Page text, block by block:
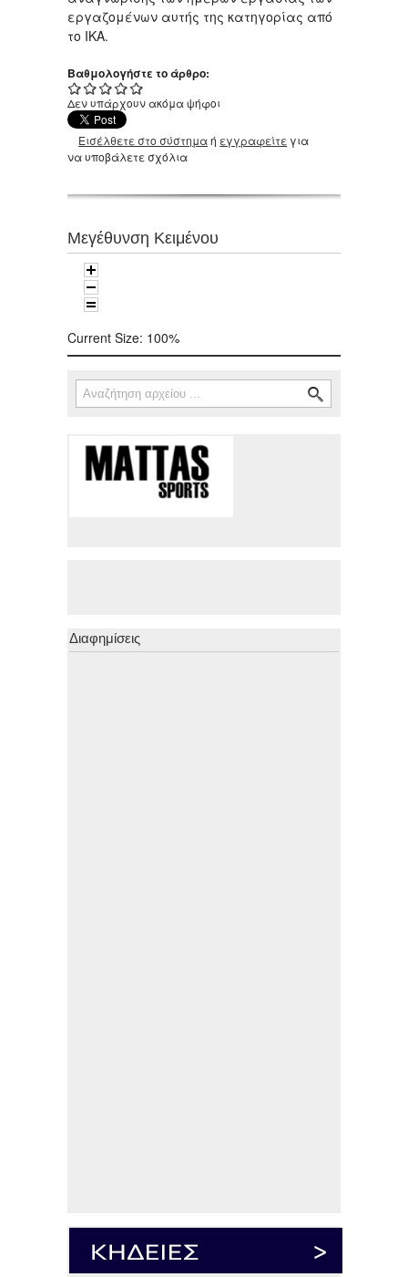
εργαζομένων αυτής της κατηγορίας από
το ΙΚΑ.
Βαθμολογήστε το άρθρο:
Δεν υπάρχουν ακόμα ψήφοι
Εισέλθετε στο σύστημαή εγγραφείτε για
να υποβάλετε σχόλια
Μεγέθυνση Κειμένου
Current Size: 100%
Φόρμα αναζήτησης
Αναζήτηση
Διαφημίσεις